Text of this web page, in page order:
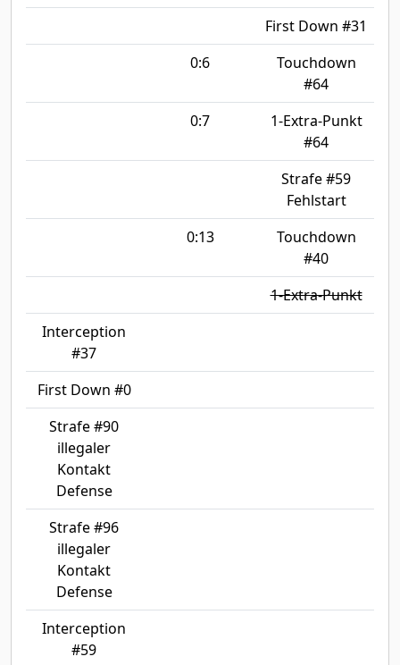
First Down #31
0:6
Touchdown
#64
0:7
1-Extra-Punkt
#64
Strafe #59
Fehlstart
0:13
Touchdown
#40
1-Extra-Punkt
Interception
#37
First Down #0
Strafe #90
illegaler
Kontakt
Defense
Strafe #96
illegaler
Kontakt
Defense
Interception
#59